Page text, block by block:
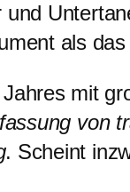
als
mit
von
. Scheint